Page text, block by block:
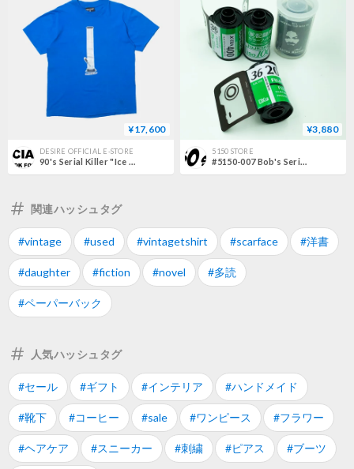
¥17,600
DESIRE OFFICIAL E-STORE
90's Serial Killer "Ice Bong" M
¥3,880
5150 STORE
#5150-007 Bob's Serial Killer FILM Series #1 Charles Manson
関連ハッシュタグ
#vintage #used #vintagetshirt #scarface #洋書
#daughter #fiction #novel #多読
#ペーパーバック
人気ハッシュタグ
#セール #ギフト #インテリア #ハンドメイド
#靴下 #コーヒー #sale #ワンピース #フラワー
#ヘアケア #スニーカー #刺繍 #ピアス #ブーツ